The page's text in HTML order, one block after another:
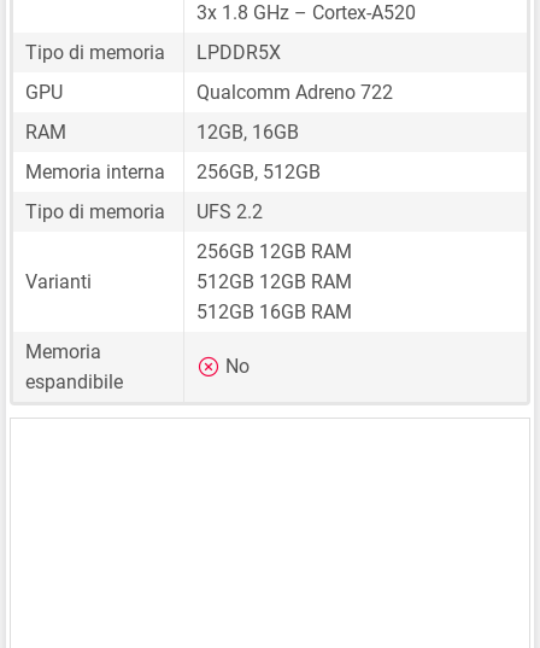
3x 1.8 GHz – Cortex-A520
Tipo di memoria
LPDDR5X
GPU
Qualcomm Adreno 722
RAM
12GB, 16GB
Memoria interna
256GB, 512GB
Tipo di memoria
UFS 2.2
Varianti
256GB 12GB RAM
512GB 12GB RAM
512GB 16GB RAM
Memoria
espandibile
No